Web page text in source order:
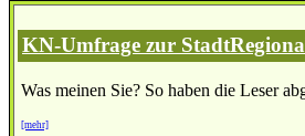
KN-Umfrage zur
Was meinen Sie? So haben die Leser
[mehr]